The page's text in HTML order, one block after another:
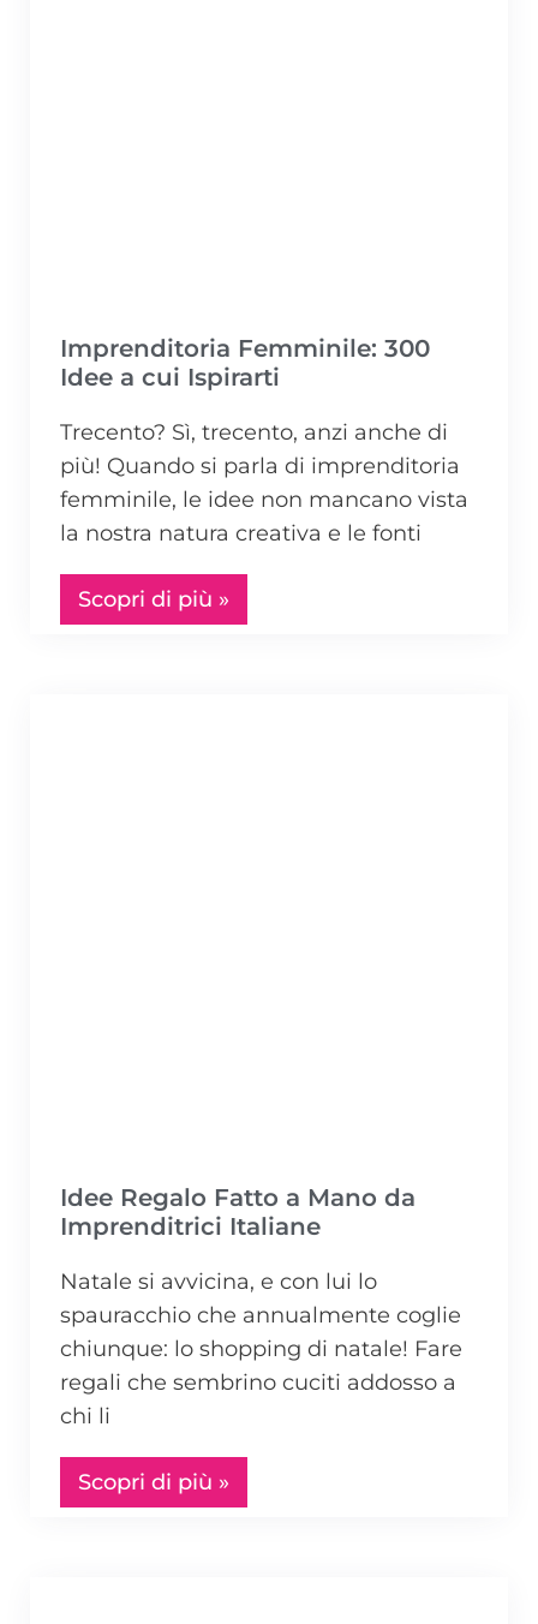
Imprenditoria Femminile: 300
Idee a cui Ispirarti
Trecento? Sì, trecento, anzi anche di
più! Quando si parla di imprenditoria
femminile, le idee non mancano vista
la nostra natura creativa e le fonti
Scopri di più »
Idee Regalo Fatto a Mano da
Imprenditrici Italiane
Natale si avvicina, e con lui lo
spauracchio che annualmente coglie
chiunque: lo shopping di natale! Fare
regali che sembrino cuciti addosso a
chi li
Scopri di più »